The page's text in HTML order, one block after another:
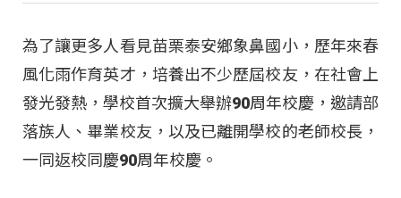
為了讓更多人看見苗栗泰安鄉象鼻國小，歷年來春
風化雨作育英才，培養出不少歷屆校友，在社會上
發光發熱，學校首次擴大舉辦90周年校慶，邀請部
落族人、畢業校友，以及已離開學校的老師校長，
一同返校同慶90周年校慶。